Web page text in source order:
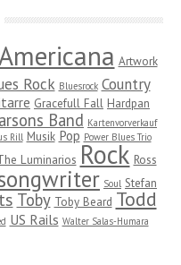
Artwork
Rock Bluesrock Country
Gracefull Fall Hardpan
Band Kartenvorverkauf
Rill Musik Pop Power Blues Trio
Luminarios Rock Ross
Soul Stefan
Toby Toby Beard Todd
US Rails Walter Salas-Humara